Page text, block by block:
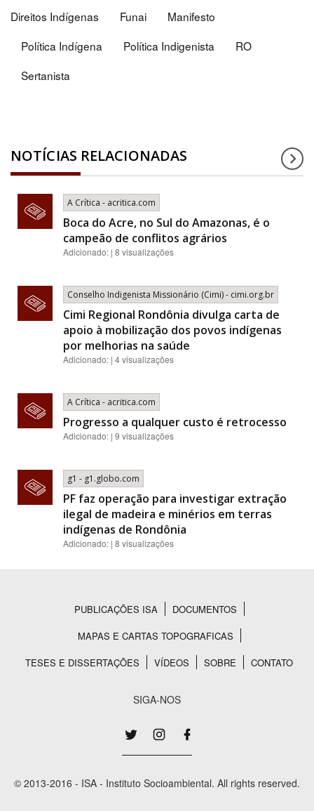
Direitos Indígenas Funai
Manifesto
Política Indígena
Política Indigenista
RO
Sertanista
NOTÍCIAS RELACIONADAS
A Crítica - acritica.com
Boca do Acre, no Sul do Amazonas, é o
campeão de conflitos agrários
Adicionado: | 8 visualizações
Conselho Indigenista Missionário (Cimi) - cimi.org.br
Cimi Regional Rondônia divulga carta de
apoio à mobilização dos povos indígenas
por melhorias na saúde
Adicionado: | 4 visualizações
A Crítica - acritica.com
Progresso a qualquer custo é retrocesso
Adicionado: | 9 visualizações
g1 - g1.globo.com
PF faz operação para investigar extração
ilegal de madeira e minérios em terras
indígenas de Rondônia
Adicionado: | 8 visualizações
Rodapé
PUBLICAÇÕES ISA
DOCUMENTOS
MAPAS E CARTAS TOPOGRAFICAS
TESES E DISSERTAÇÕES
VÍDEOS SOBRE CONTATO
SIGA-NOS
© 2013-2016 - ISA - Instituto Socioambiental. All rights reserved.